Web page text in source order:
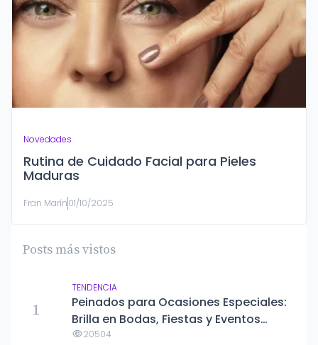
Novedades
Rutina de Cuidado Facial para Pieles
Maduras
Fran Marín01/10/2025
Posts más vistos
1
TENDENCIA
Peinados para Ocasiones Especiales:
Brilla en Bodas, Fiestas y Eventos
Formales
20504